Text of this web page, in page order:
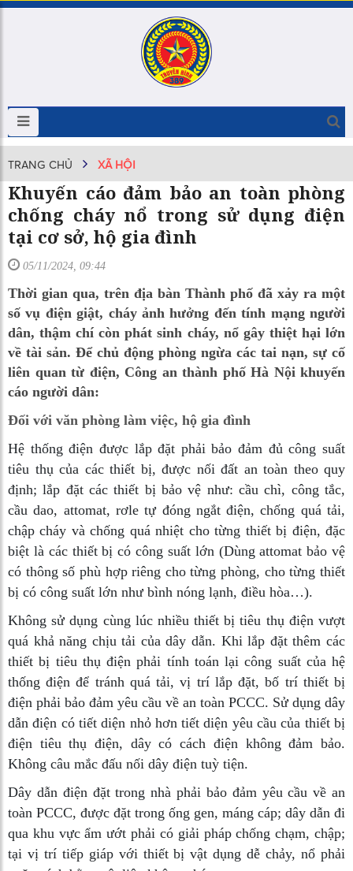
TRANG CHỦ XÃ HỘI
Khuyến cáo đảm bảo an toàn phòng
chống cháy nổ trong sử dụng điện
tại cơ sở, hộ gia đình
05/11/2024, 09:44
Thời gian qua, trên địa bàn Thành phố đã xảy ra một
số vụ điện giật, cháy ảnh hưởng đến tính mạng người
dân, thậm chí còn phát sinh cháy, nổ gây thiệt hại lớn
về tài sản. Để chủ động phòng ngừa các tai nạn, sự cố
liên quan từ điện, Công an thành phố Hà Nội khuyến
cáo người dân:
Đối với văn phòng làm việc, hộ gia đình
Hệ thống điện được lắp đặt phải bảo đảm đủ công suất
tiêu thụ của các thiết bị, được nối đất an toàn theo quy
định; lắp đặt các thiết bị bảo vệ như: cầu chì, công tắc,
cầu dao, attomat, rơle tự đóng ngắt điện, chống quá tải,
chập cháy và chống quá nhiệt cho từng thiết bị điện, đặc
biệt là các thiết bị có công suất lớn (Dùng attomat bảo vệ
có thông số phù hợp riêng cho từng phòng, cho từng thiết
bị có công suất lớn như bình nóng lạnh, điều hòa…).
Không sử dụng cùng lúc nhiều thiết bị tiêu thụ điện vượt
quá khả năng chịu tải của dây dẫn. Khi lắp đặt thêm các
thiết bị tiêu thụ điện phải tính toán lại công suất của hệ
thống điện để tránh quá tải, vị trí lắp đặt, bố trí thiết bị
điện phải bảo đảm yêu cầu về an toàn PCCC. Sử dụng dây
dẫn điện có tiết diện nhỏ hơn tiết diện yêu cầu của thiết bị
điện tiêu thụ điện, dây có cách điện không đảm bảo.
Không câu mắc đấu nối dây điện tuỳ tiện.
Dây dẫn điện đặt trong nhà phải bảo đảm yêu cầu về an
toàn PCCC, được đặt trong ống gen, máng cáp; dây dẫn đi
qua khu vực ẩm ướt phải có giải pháp chống chạm, chập;
tại vị trí tiếp giáp với thiết bị vật dụng dễ chảy, nổ phải